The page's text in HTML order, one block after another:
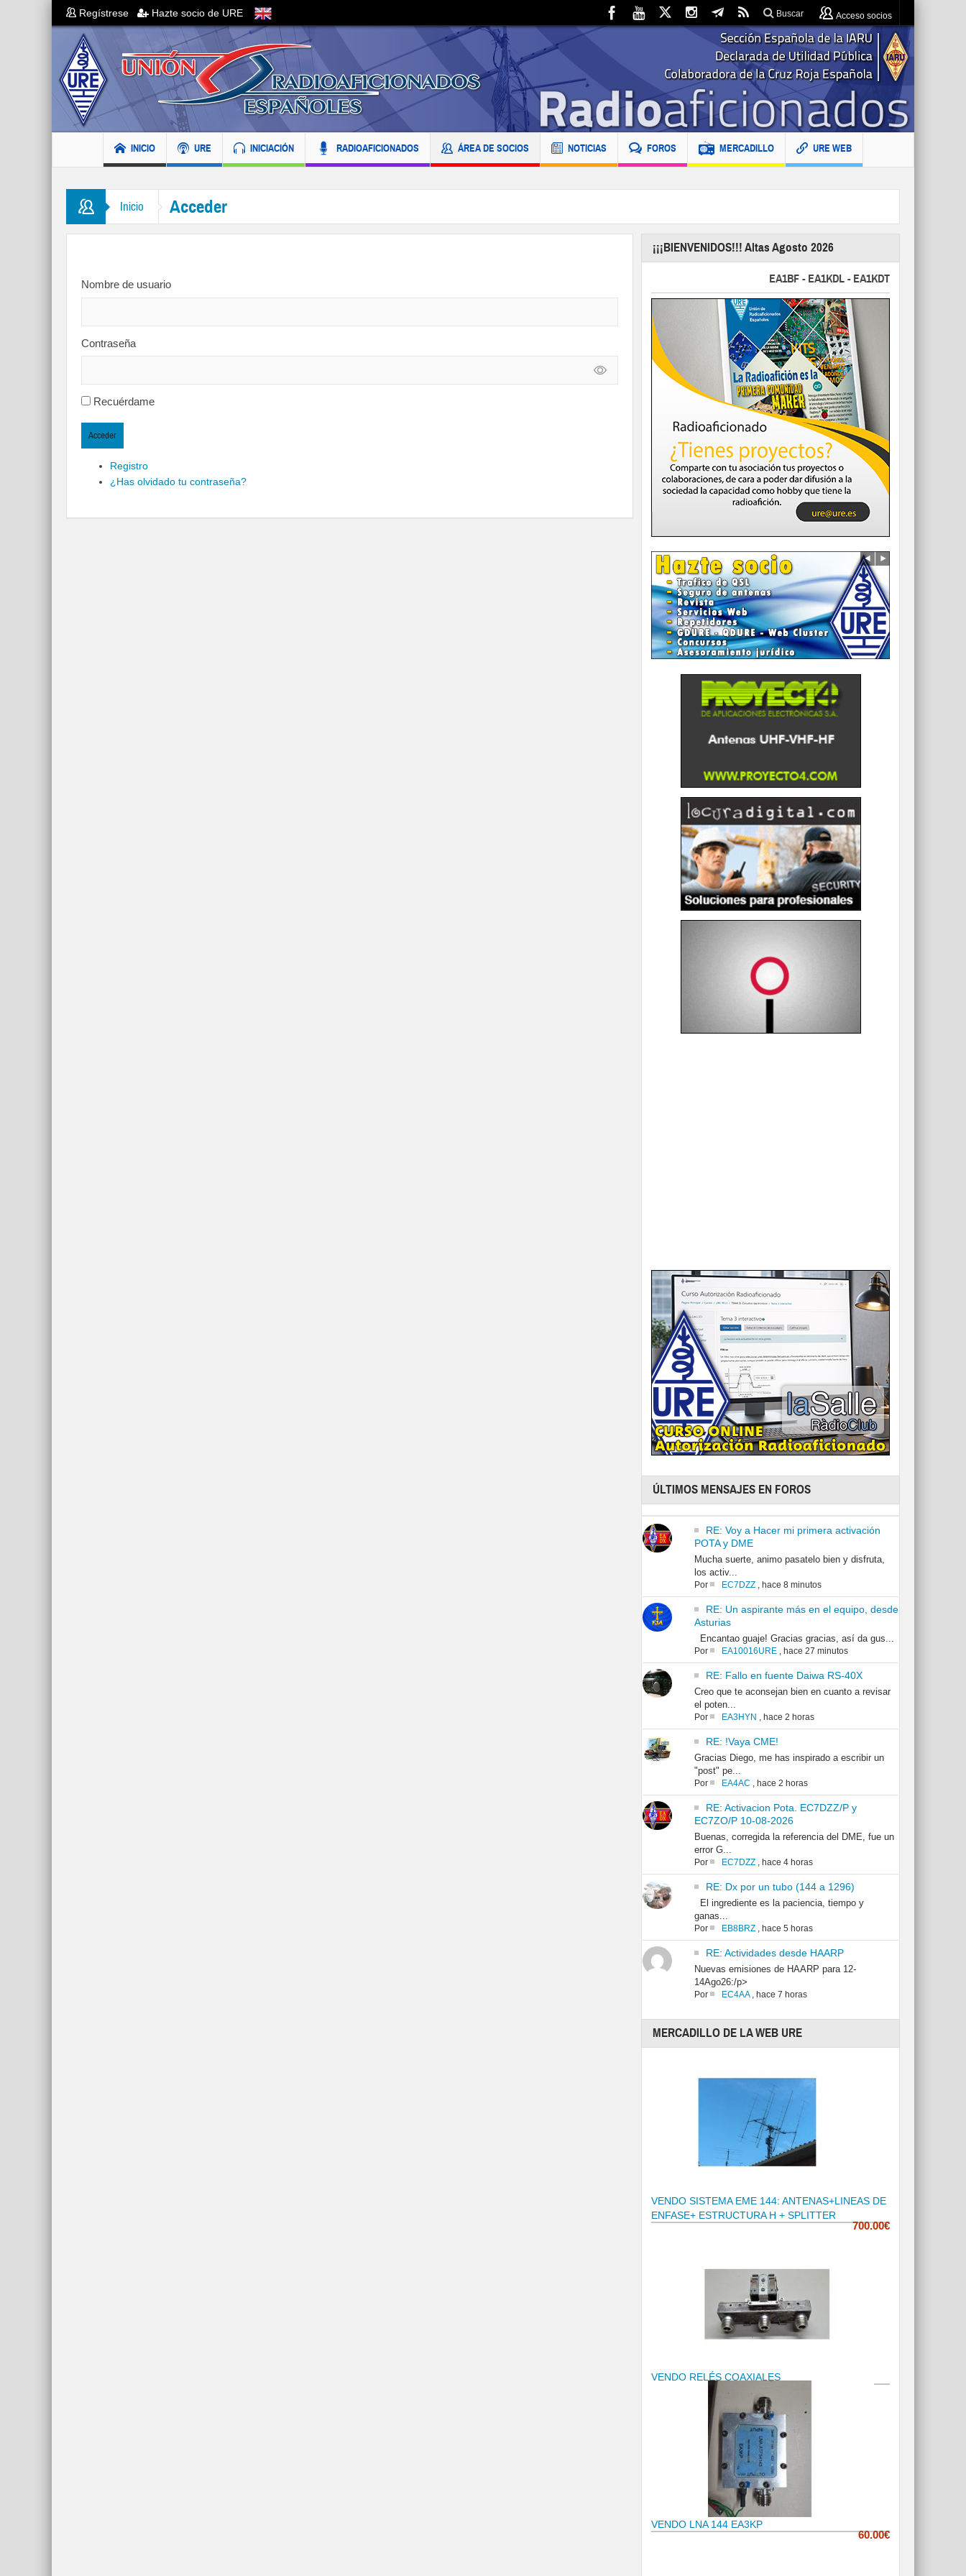
Regístrese Hazte socio de URE Buscar Acceso socios
INICIO URE INICIACIÓN RADIOAFICIONADOS ÁREA DE SOCIOS NOTICIAS FOROS MERCADILLO URE WEB
Inicio Acceder
Nombre de usuario
Contraseña
Recuérdame
Acceder
Registro
¿Has olvidado tu contraseña?
¡¡¡BIENVENIDOS!!! Altas Agosto 2026
EA1BF - EA1KDL - EA1KDT - EA2FBJ - EA2FJU
ÚLTIMOS MENSAJES EN FOROS
RE: Voy a Hacer mi primera activación
POTA y DME
Mucha suerte, animo pasatelo bien y disfruta,
los activ...
Por EC7DZZ, hace 8 minutos
RE: Un aspirante más en el equipo, desde
Asturias
Encantao guaje! Gracias gracias, así da gus...
Por EA10016URE, hace 27 minutos
RE: Fallo en fuente Daiwa RS-40X
Creo que te aconsejan bien en cuanto a revisar
el poten...
Por EA3HYN , hace 2 horas
RE: !Vaya CME!
Gracias Diego, me has inspirado a escribir un
"post" pe...
Por EA4AC , hace 2 horas
RE: Activacion Pota. EC7DZZ/P y
EC7ZO/P 10-08-2026
Buenas, corregida la referencia del DME, fue un
error G...
Por EC7DZZ, hace 4 horas
RE: Dx por un tubo (144 a 1296)
El ingrediente es la paciencia, tiempo y
ganas...
Por EB8BRZ, hace 5 horas
RE: Actividades desde HAARP
Nuevas emisiones de HAARP para 12-
14Ago26:/p>
Por EC4AA, hace 7 horas
MERCADILLO DE LA WEB URE
VENDO SISTEMA EME 144: ANTENAS+LINEAS DE
ENFASE+ ESTRUCTURA H + SPLITTER
700.00€
VENDO RELÉS COAXIALES
VENDO LNA 144 EA3KP
60.00€